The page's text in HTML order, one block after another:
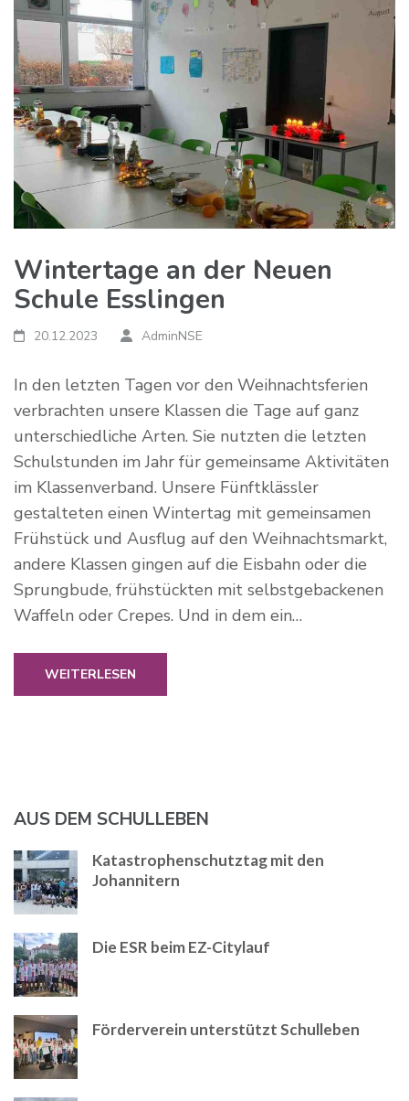
Wintertage an der Neuen
Schule Esslingen
20.12.2023 AdminNSE
In den letzten Tagen vor den Weihnachtsferien
verbrachten unsere Klassen die Tage auf ganz
unterschiedliche Arten. Sie nutzten die letzten
Schulstunden im Jahr für gemeinsame Aktivitäten
im Klassenverband. Unsere Fünftklässler
gestalteten einen Wintertag mit gemeinsamen
Frühstück und Ausflug auf den Weihnachtsmarkt,
andere Klassen gingen auf die Eisbahn oder die
Sprungbude, frühstückten mit selbstgebackenen
Waffeln oder Crepes. Und in dem ein…
WEITERLESEN
AUS DEM SCHULLEBEN
Katastrophenschutztag mit den
Johannitern
Die ESR beim EZ-Citylauf
Förderverein unterstützt Schulleben